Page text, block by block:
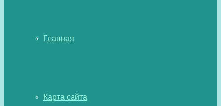
Главная
Карта сайта